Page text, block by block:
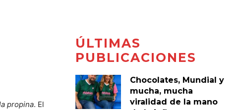
propina. El
ÚLTIMAS
PUBLICACIONES
Chocolates, Mundial y
mucha, mucha
viralidad de la mano